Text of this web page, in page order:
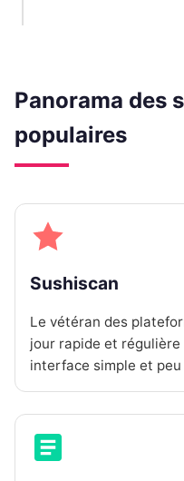
Panorama des
populaires
Sushiscan
Le vétéran des
jour rapide et régulière
interface simple et